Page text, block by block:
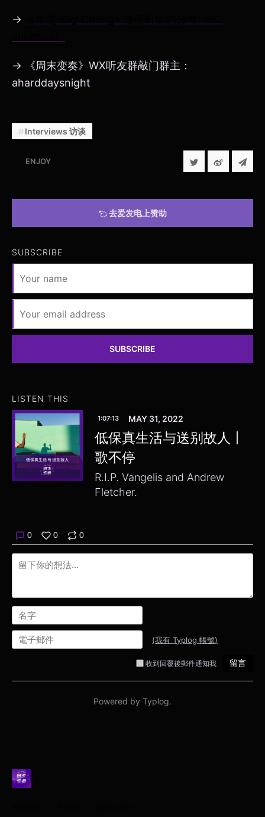
→
→ 《周末变奏》WX听友群敲门群主：
aharddaysnight
Interviews 访谈
ENJOY
去爱发电上赞助
SUBSCRIBE
SUBSCRIBE
LISTEN THIS
1:07:13 MAY 31, 2022
低保真生活与送别故人丨
歌不停
R.I.P. Vangelis and Andrew
Fletcher.